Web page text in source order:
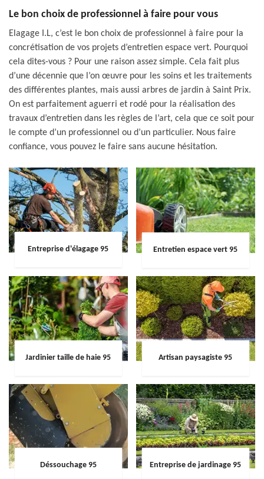
Le bon choix de professionnel à faire pour vous
Elagage I.L, c’est le bon choix de professionnel à faire pour la
concrétisation de vos projets d’entretien espace vert. Pourquoi
cela dites-vous ? Pour une raison assez simple. Cela fait plus
d’une décennie que l’on œuvre pour les soins et les traitements
des différentes plantes, mais aussi arbres de jardin à Saint Prix.
On est parfaitement aguerri et rodé pour la réalisation des
travaux d’entretien dans les règles de l’art, cela que ce soit pour
le compte d’un professionnel ou d’un particulier. Nous faire
confiance, vous pouvez le faire sans aucune hésitation.
Entreprise d'élagage 95 Entretien espace vert 95
Jardinier taille de haie 95 Artisan paysagiste 95
Déssouchage 95 Entreprise de jardinage 95